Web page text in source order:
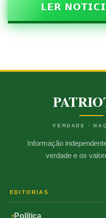
𝗟𝗘𝗥
VERDADE ·
Informação
verdade e os
EDITORIAS
Política